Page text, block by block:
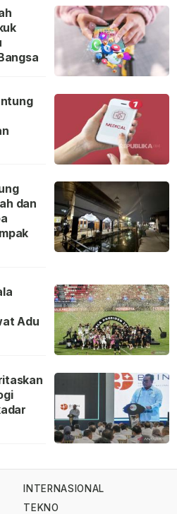
dan
Adu
INTERNASIONAL
TEKNO